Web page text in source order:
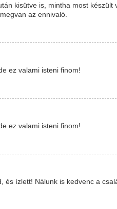
kisütve is, mintha most
az ennivaló.
ez valami isteni finom!
ez valami isteni finom!
és ízlett! Nálunk is kedvenc a